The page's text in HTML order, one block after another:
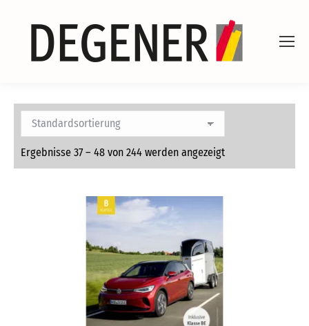
Ergebnisse 37 – 48 von 244 werden angezeigt